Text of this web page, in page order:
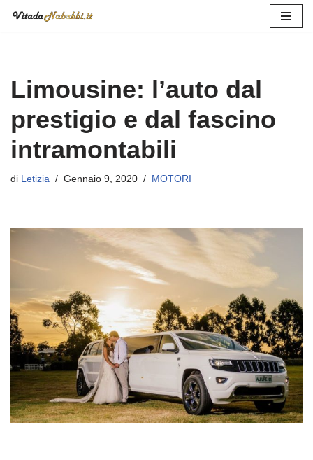
Limousine: l’auto dal
prestigio e dal fascino
intramontabili
di Letizia Gennaio 9, 2020 MOTORI